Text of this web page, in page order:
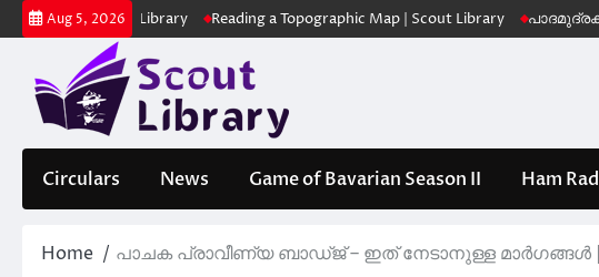
Skip
to
Aug 5, 2026
| Scout Library Reading a Topographic Map | Scout Library പാദമുദ്രകൾ വിടരുത്
Circulars News Game of Bavarian Season II Ham
Home പാചക പ്രാവീണ്യ ബാഡ്ജ് – ഇത് നേടാനുള്ള മാർഗങ്ങൾ |